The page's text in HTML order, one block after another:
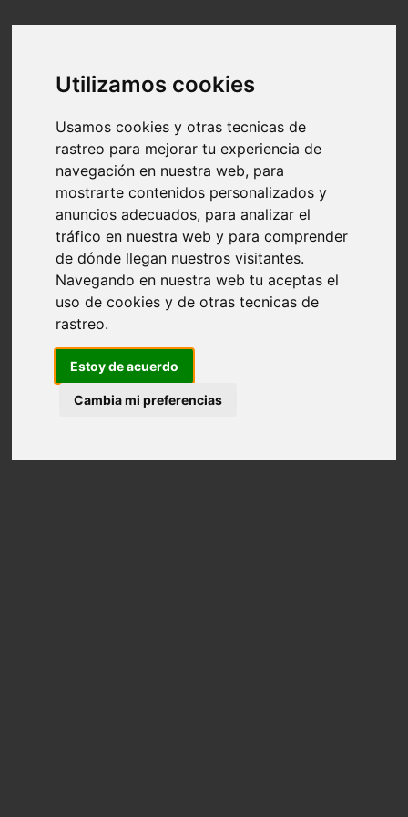
Utilizamos cookies
Usamos cookies y otras tecnicas de
rastreo para mejorar tu experiencia de
navegación en nuestra web, para
mostrarte contenidos personalizados y
anuncios adecuados, para analizar el
tráfico en nuestra web y para comprender
de dónde llegan nuestros visitantes.
Navegando en nuestra web tu aceptas el
uso de cookies y de otras tecnicas de
rastreo.
Estoy de acuerdo
Cambia mi preferencias